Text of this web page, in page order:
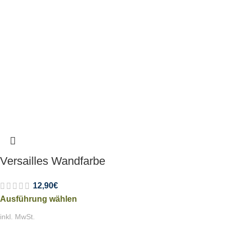
Versailles Wandfarbe
12,90€
Ausführung wählen
inkl. MwSt.